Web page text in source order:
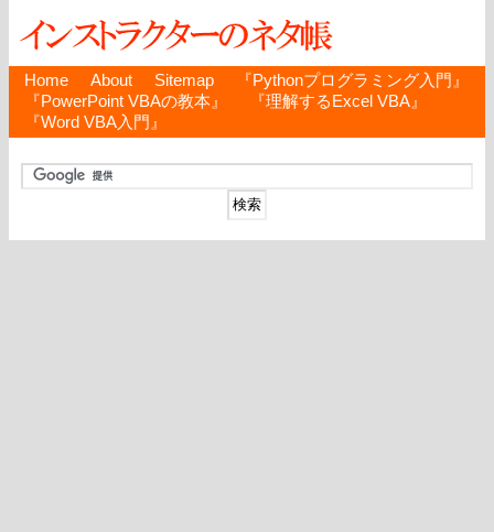
Home About Sitemap
『Pythonプログラミング入門』
『PowerPoint VBAの教本』
『理解するExcel VBA』
『Word VBA入門』